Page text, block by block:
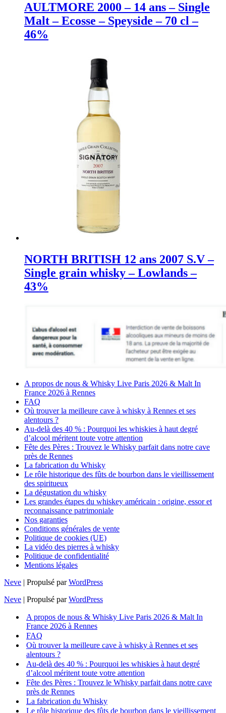
AULTMORE 2000 – 14 ans – Single
Malt – Ecosse – Speyside – 70 cl –
46%
NORTH BRITISH 12 ans 2007 S.V –
Single grain whisky – Lowlands –
43%
A propos de nous & Whisky Live Paris 2026 & Malt In
France 2026 à Rennes
FAQ
Où trouver la meilleure cave à whisky à Rennes et ses
alentours ?
Au-delà des 40 % : Pourquoi les whiskies à haut degré
d’alcool méritent toute votre attention
Fête des Pères : Trouvez le Whisky parfait dans notre cave
près de Rennes
La fabrication du Whisky
Le rôle historique des fûts de bourbon dans le vieillissement
des spiritueux
La dégustation du whisky
Les grandes étapes du whiskey américain : origine, essor et
reconnaissance patrimoniale
Nos garanties
Conditions générales de vente
Politique de cookies (UE)
La vidéo des pierres à whisky
Politique de confidentialité
Mentions légales
Neve | Propulsé parWordPress
Neve | Propulsé parWordPress
A propos de nous & Whisky Live Paris 2026 & Malt In
France 2026 à Rennes
FAQ
Où trouver la meilleure cave à whisky à Rennes et ses
alentours ?
Au-delà des 40 % : Pourquoi les whiskies à haut degré
d’alcool méritent toute votre attention
Fête des Pères : Trouvez le Whisky parfait dans notre cave
près de Rennes
La fabrication du Whisky
Le rôle historique des fûts de bourbon dans le vieillissement